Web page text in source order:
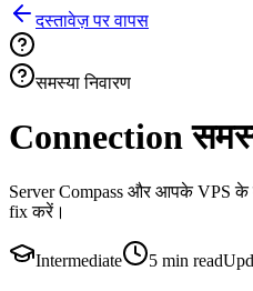
दस्तावेज़ पर वापस
समस्या निवारण
Connection
Server Compass और आपके VPS के
fix करें।
Intermediate 5 min read